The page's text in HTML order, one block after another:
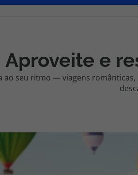
Aproveite e
ao seu ritmo — viagens